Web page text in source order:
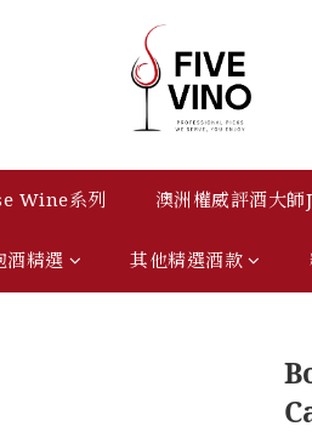
Wine系列 澳洲權威評酒大
酒精選 其他精選酒款